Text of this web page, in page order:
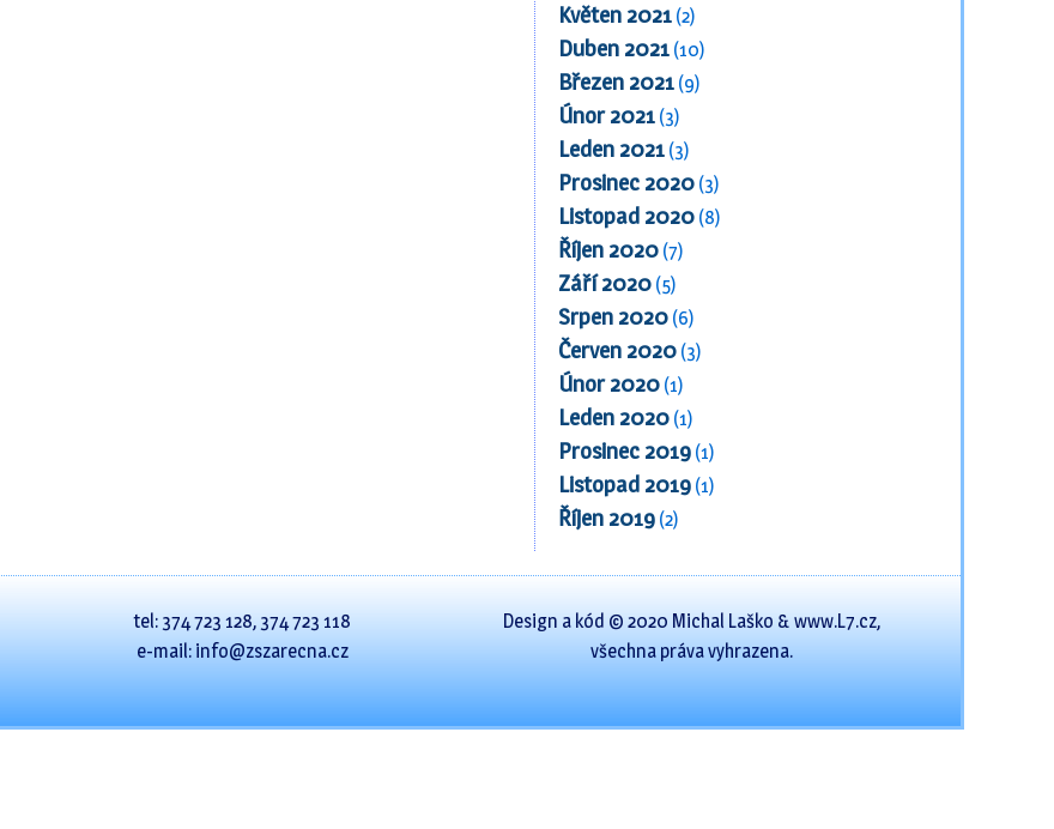
Květen 2021 (2)
Duben 2021 (10)
Březen 2021 (9)
Únor 2021 (3)
Leden 2021 (3)
Prosinec 2020 (3)
Listopad 2020 (8)
Říjen 2020 (7)
Září 2020 (5)
Srpen 2020 (6)
Červen 2020 (3)
Únor 2020 (1)
Leden 2020 (1)
Prosinec 2019 (1)
Listopad 2019 (1)
Říjen 2019 (2)
tel: 374 723 128, 374 723 118
e-mail: info@zszarecna.cz
Design a kód © 2020 Michal Laško & www.L7.cz,
všechna práva vyhrazena.